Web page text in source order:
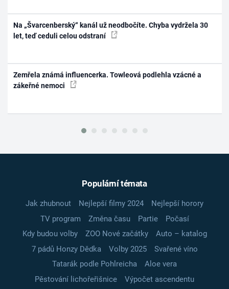
Na „Švarcenberský“ kanál už neodbočíte. Chyba vydržela 30
let, teď ceduli celou odstraní
Zemřela známá influencerka. Towleová podlehla vzácné a
zákeřné nemoci
Populární témata
Jak zhubnout Nejlepší filmy 2024
Nejlepší horory
TV program
Změna času Partie
Počasí
Kdy budou volby
ZOO Nové začátky
Auto – katalog
7 pádů Honzy Dědka
Volby 2025
Svařené víno
Tatarák podle Pohlreicha
Aloe vera
Pěstování lichořeřišnice
Výpočet ascendentu